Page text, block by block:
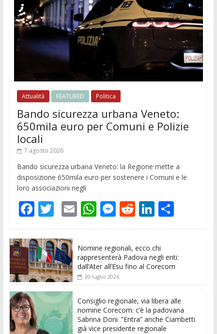
Attualità FEATURED Politica
Bando sicurezza urbana Veneto:
650mila euro per Comuni e Polizie
locali
7 agosto 2026
Bando sicurezza urbana Veneto: la Regione mette a
disposizione 650mila euro per sostenere i Comuni e le
loro associazioni negli
F
e
b
o
o
k
T
itt
er
E
l
W
s
A
p
p
M
ss
e
n
er
R
di
t
Li
k
e
dI
C
di
vi
Nomine regionali, ecco chi
rappresenterà Padova negli enti:
dall’Ater all’Esu fino al Corecom
20 luglio 2026
Consiglio regionale, via libera alle
nomine Corecom: c’è la padovana
Sabrina Doni. “Entra” anche Ciambetti
già vice presidente regionale